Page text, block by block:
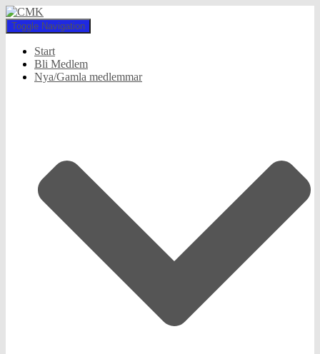
Toggle Navigation
Start
Bli Medlem
Nya/Gamla medlemmar